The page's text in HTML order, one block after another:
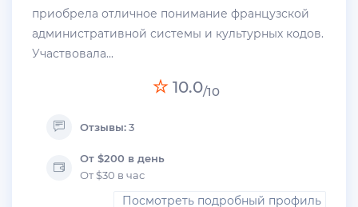
приобрела отличное понимание французской
административной системы и культурных кодов.
Участвовала...
10.0/10
Отзывы:3
От $200 в день
От $30 в час
Посмотреть подробный профиль